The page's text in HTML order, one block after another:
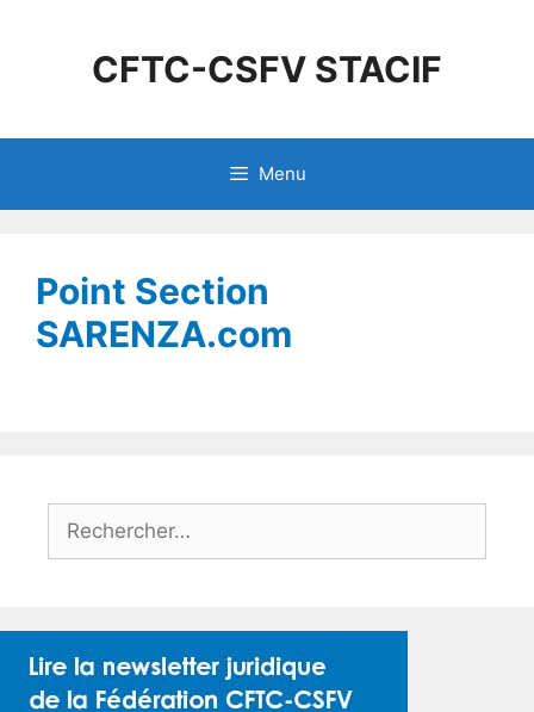
CFTC-CSFV STACIF
Menu
Point Section
SARENZA.com